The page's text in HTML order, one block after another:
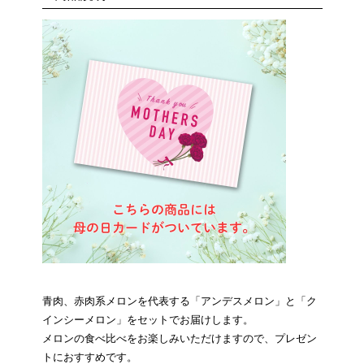
青肉、赤肉系メロンを代表する「アンデスメロン」と「ク
インシーメロン」をセットでお届けします。
メロンの食べ比べをお楽しみいただけますので、プレゼン
トにおすすめです。